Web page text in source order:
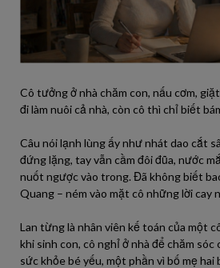
Cô tưởng ở nhà chăm con, nấu cơm,
đi làm nuôi cả nhà, còn cô thì chỉ biết
Câu nói lạnh lùng ấy như nhát dao cắt
đứng lặng, tay vẫn cầm đôi đũa, nước
nuốt ngược vào trong. Đã không biết
Quang – ném vào mặt cô những lời cay
Lan từng là nhân viên kế toán của một
khi sinh con, cô nghỉ ở nhà để chăm sóc
sức khỏe bé yếu, một phần vì bố mẹ hai